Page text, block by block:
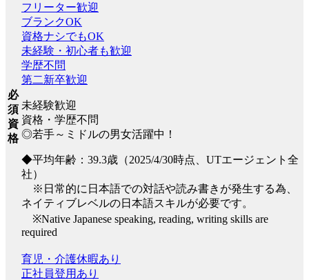
必
須
資
格
フリーター歓迎
ブランクOK
資格ナシでもOK
未経験・初心者も歓迎
学歴不問
第二新卒歓迎
未経験歓迎
資格・学歴不問
◎若手～ミドルの男女活躍中！
◆平均年齢：39.3歳（2025/4/30時点、UTエージェント全
社）
※日常的に日本語での対話や読み書きが発生する為、
ネイティブレベルの日本語スキルが必要です。
※Native Japanese speaking, reading, writing skills are
required
育児・介護休暇あり
正社員登用あり